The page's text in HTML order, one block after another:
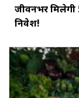
जीवनभर मिलेगी
निवेश!